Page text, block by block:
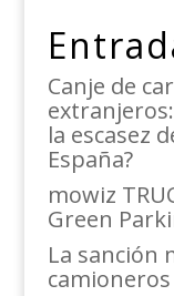
Canje de
la escasez
España?
mowiz
Green
La sanción